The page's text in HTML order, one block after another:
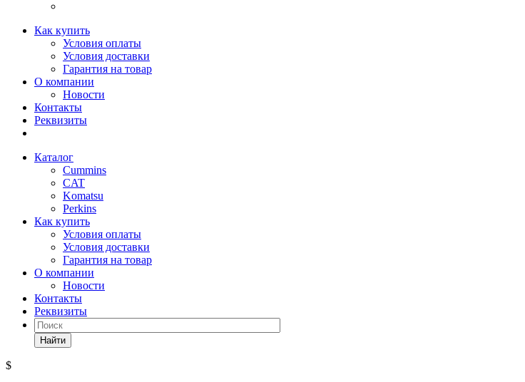
Как купить
Условия оплаты
Условия доставки
Гарантия на товар
О компании
Новости
Контакты
Реквизиты
Каталог
Cummins
CAT
Komatsu
Perkins
Как купить
Условия оплаты
Условия доставки
Гарантия на товар
О компании
Новости
Контакты
Реквизиты
Найти
$